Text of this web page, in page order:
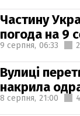
Частину
погода на 9
9 серпня, 06:33
Вулиці
накрила
8 серпня, 21:00